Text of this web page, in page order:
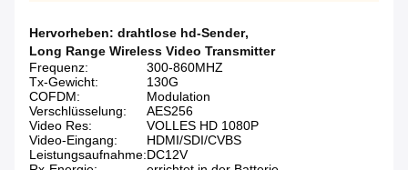
Hervorheben: drahtlose hd-Sender,
Long Range Wireless Video Transmitter
Frequenz:
300-860MHZ
Tx-Gewicht:
130G
COFDM:
Modulation
Verschlüsselung:
AES256
Video Res:
VOLLES HD 1080P
Video-Eingang:
HDMI/SDI/CVBS
Leistungsaufnahme:DC12V